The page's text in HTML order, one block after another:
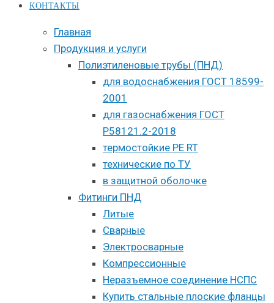
КОНТАКТЫ
Главная
Продукция и услуги
Полиэтиленовые трубы (ПНД)
для водоснабжения ГОСТ 18599-
2001
для газоснабжения ГОСТ
Р58121.2-2018
термостойкие PE RT
технические по ТУ
в защитной оболочке
Фитинги ПНД
Литые
Сварные
Электросварные
Компрессионные
Неразъемное соединение НСПС
Купить стальные плоские фланцы